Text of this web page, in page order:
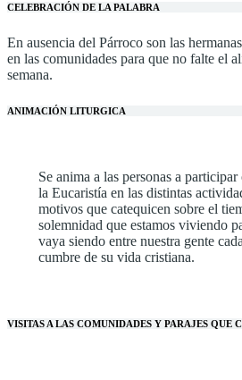
CELEBRACIÓN DE LA PALABRA
En ausencia del Párroco son las
en las comunidades para que no falte el
semana.
ANIMACIÓN LITURGICA
Se anima a las personas a
la Eucaristía en las distintas
motivos que catequicen sobre el
solemnidad que estamos viviendo
vaya siendo entre nuestra gente
cumbre de su vida cristiana.
VISITAS A LAS COMUNIDADES Y PARAJES QUE